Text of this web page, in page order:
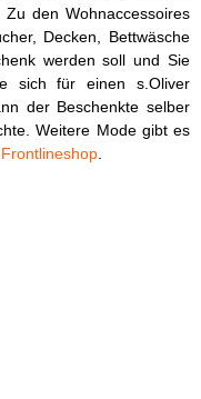
den Wohnaccessoires
Decken, Bettwäsche
werden soll und Sie
sich für einen s.Oliver
der Beschenkte selber
Weitere Mode gibt es
Frontlineshop